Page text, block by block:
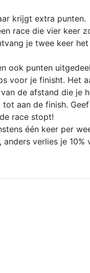
krijgt extra punten.
race die vier keer
je twee keer
ook punten
voor je finisht. Het
de afstand die je
tot aan de finish.
race stopt!
één keer per
anders verlies je 10%